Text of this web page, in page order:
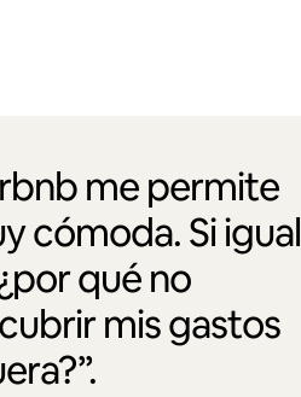
me permite
cómoda. Si igual
qué no
mis gastos